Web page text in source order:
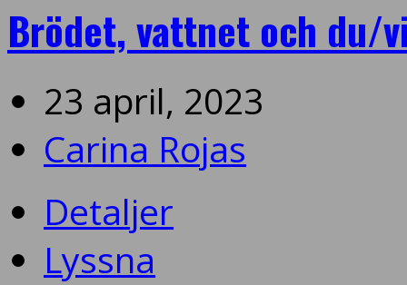
Brödet, vattnet och du/
23 april, 2023
Carina Rojas
Detaljer
Lyssna